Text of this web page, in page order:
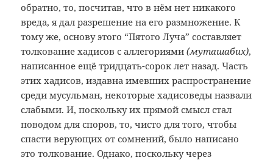
обратно, то, посчитав, что в нём нет никакого
вреда, я дал разрешение на его размножение. К
тому же, основу этого “Пятого Луча” составляет
толкование хадисов с аллегориями(муташабих),
написанное ещё тридцать-сорок лет назад. Часть
этих хадисов, издавна имевших распространение
среди мусульман, некоторые хадисоведы назвали
слабыми. И, поскольку их прямой смысл стал
поводом для споров, то, чисто для того, чтобы
спасти верующих от сомнений, было написано
это толкование. Однако, поскольку через